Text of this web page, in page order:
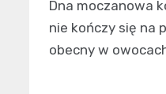
Dna moczanowa
nie kończy się na
obecny w